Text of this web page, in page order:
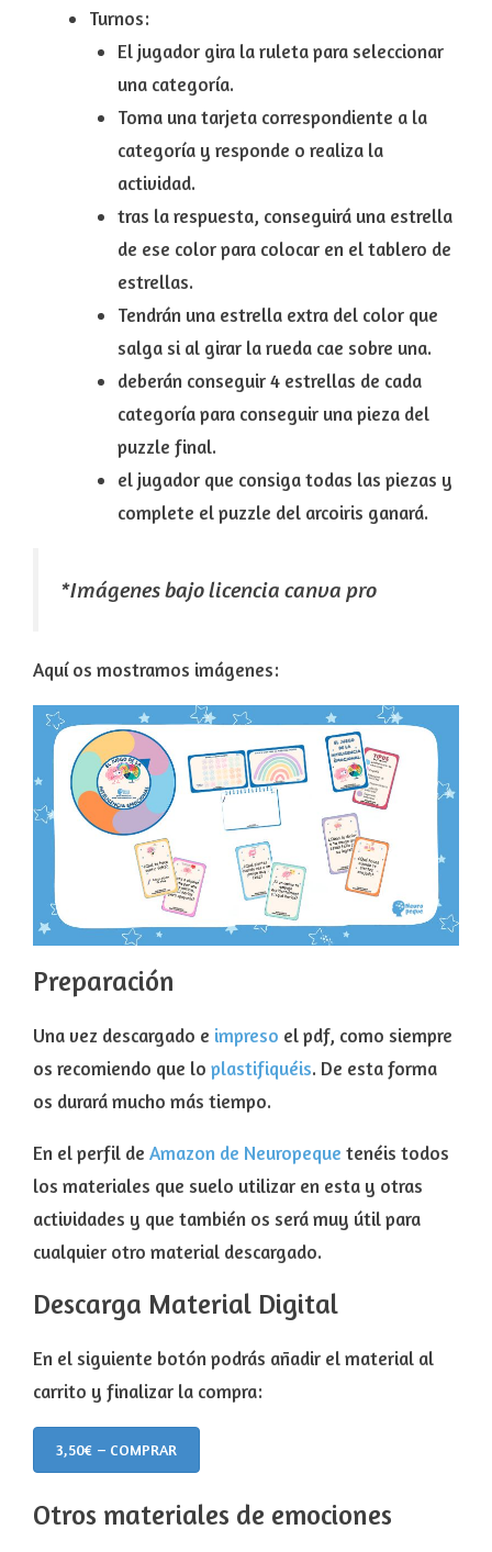
Turnos:
El jugador gira la ruleta para seleccionar
una categoría.
Toma una tarjeta correspondiente a la
categoría y responde o realiza la
actividad.
tras la respuesta, conseguirá una estrella
de ese color para colocar en el tablero de
estrellas.
Tendrán una estrella extra del color que
salga si al girar la rueda cae sobre una.
deberán conseguir 4 estrellas de cada
categoría para conseguir una pieza del
puzzle final.
el jugador que consiga todas las piezas y
complete el puzzle del arcoiris ganará.
*Imágenes bajo licencia canva pro
Aquí os mostramos imágenes:
Preparación
Una vez descargado e impreso el pdf, como siempre
os recomiendo que lo plastifiquéis. De esta forma
os durará mucho más tiempo.
En el perfil de Amazon de Neuropeque tenéis todos
los materiales que suelo utilizar en esta y otras
actividades y que también os será muy útil para
cualquier otro material descargado.
Descarga Material Digital
En el siguiente botón podrás añadir el material al
carrito y finalizar la compra:
3,50€ – COMPRAR
Otros materiales de emociones